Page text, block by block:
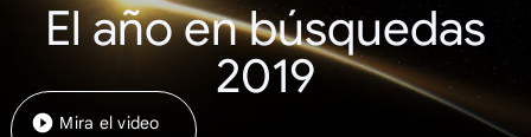
El año en búsquedas
2019
Mira el video